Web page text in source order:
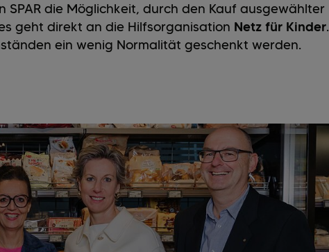
SPAR die Möglichkeit, durch den Kauf ausgewählter
geht direkt an die Hilfsorganisation Netz für Kinder.
ein wenig Normalität geschenkt werden.